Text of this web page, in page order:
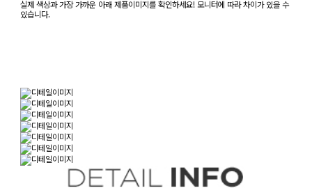
실제 색상과 가장 가까운 아래 제품이미지를 확인하세요! 모니터에 따라 차이가 있을 수
있습니다.